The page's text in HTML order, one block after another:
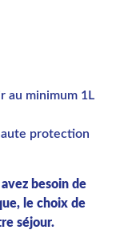
au minimum 1L
protection
besoin de
le choix de
séjour.